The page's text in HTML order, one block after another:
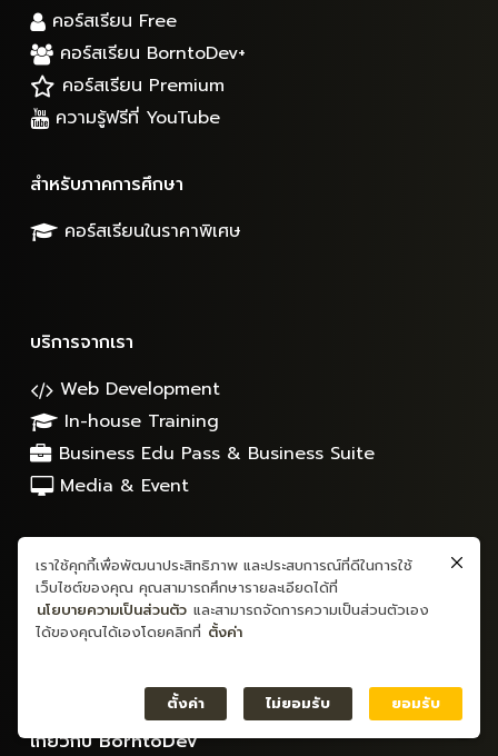
คอร์สเรียน Free
คอร์สเรียน BorntoDev+
คอร์สเรียน Premium
ความรู้ฟรีที่ YouTube
สำหรับภาคการศึกษา
คอร์สเรียนในราคาพิเศษ
บริการจากเรา
Web Development
In-house Training
Business Edu Pass & Business Suite
Media & Event
ศูนย์ให้ความช่วยเหลือ
คำถามที่พบบ่อย
นโยบายความเป็นส่วนตัว
เกี่ยวกับ BorntoDev
เราใช้คุกกี้เพื่อพัฒนาประสิทธิภาพ และประสบการณ์ที่ดีในการใช้
เว็บไซต์ของคุณ คุณสามารถศึกษารายละเอียดได้ที่
นโยบายความเป็นส่วนตัว และสามารถจัดการความเป็นส่วนตัวเอง
ได้ของคุณได้เองโดยคลิกที่ ตั้งค่า
ตั้งค่า ไม่ยอมรับ ยอมรับ